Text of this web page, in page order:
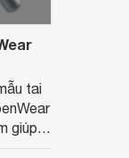
tai
giúp